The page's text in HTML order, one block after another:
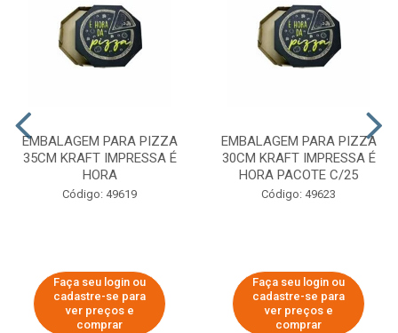
EMBALAGEM PARA PIZZA
35CM KRAFT IMPRESSA É
HORA
Código: 49619
Faça seu login ou
cadastre-se para
ver preços e
comprar
EMBALAGEM PARA PIZZA
30CM KRAFT IMPRESSA É
HORA PACOTE C/25
Código: 49623
Faça seu login ou
cadastre-se para
ver preços e
comprar